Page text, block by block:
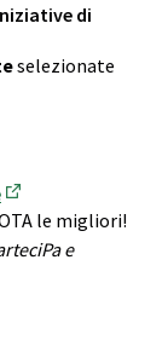
di
selezionate
in new tab)
(Opens in new tab)
le migliori!
e